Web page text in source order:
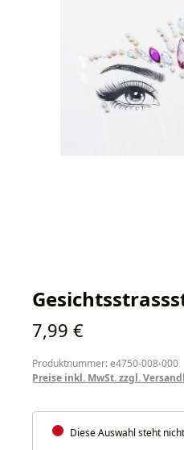
Regulärer Preis:
7,99 €
Produktnummer: e4750-008-000
Preise inkl. MwSt. zzgl.
Diese Auswahl steht